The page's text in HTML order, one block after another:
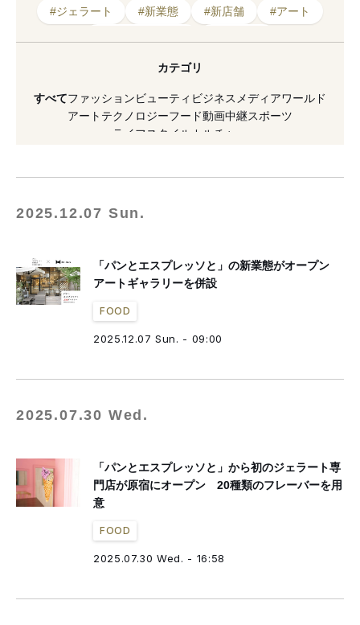
#ジェラート #新業態 #新店舗
#アート
#コーヒー
#クリームソーダ
#ギャラリー
#スイーツ
カテゴリ
すべてファッションビューティ ビジネス メディアワールド
アート テクノロジーフード動画中継スポーツ
ライフスタイル
カルチャー
2025.12.07 Sun.
「パンとエスプレッソと」の新業態がオープン
アートギャラリーを併設
FOOD
2025.12.07 Sun. - 09:00
2025.07.30 Wed.
「パンとエスプレッソと」から初のジェラート専
門店が原宿にオープン 20種類のフレーバーを用
意
FOOD
2025.07.30 Wed. - 16:58